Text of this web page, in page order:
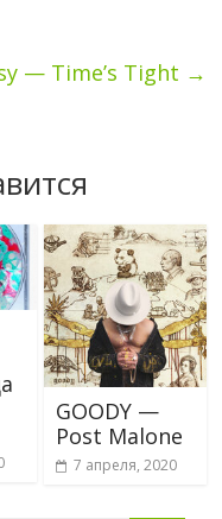
— Time’s Tight →
GOODY —
Post Malone
7 апреля, 2020